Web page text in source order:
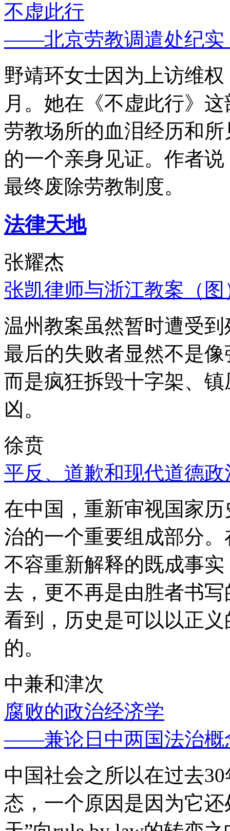
不虚此行
——北京劳教调遣处纪实
野靖环女士因为上访维
月。她在《不虚此行》
劳教场所的血泪经历和
的一个亲身见证。作者
最终废除劳教制度。
法律天地
张耀杰
张凯律师与浙江教案（图
温州教案虽然暂时遭受
最后的失败者显然不是
而是疯狂拆毁十字架、
凶。
徐贲
平反、道歉和现代道德政
在中国，重新审视国家
治的一个重要组成部分
不容重新解释的既成事
去，更不再是由胜者书
看到，历史是可以以正
的。
中兼和津次
腐败的政治经济学
——兼论日中两国法治概
中国社会之所以在过去
态，一个原因是因为它